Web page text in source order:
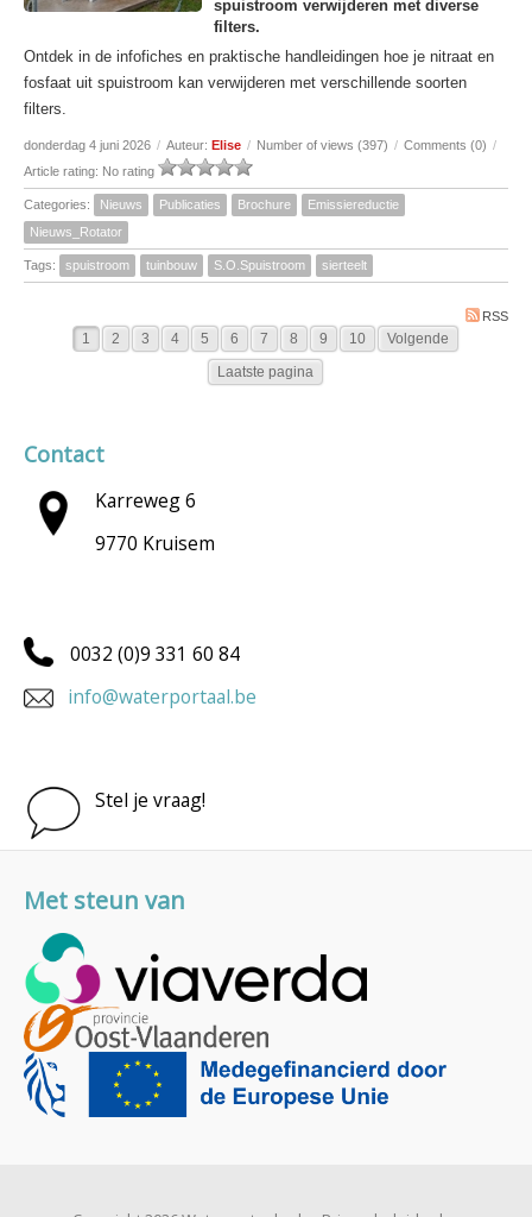
spuistroom verwijderen met diverse
filters.
Ontdek in de infofiches en praktische handleidingen hoe je nitraat en
fosfaat uit spuistroom kan verwijderen met verschillende soorten
filters.
donderdag 4 juni 2026 / Auteur: Elise / Number of views (397) / Comments (0) /
Article rating: No rating
Categories: Nieuws Publicaties Brochure
Emissiereductie
Nieuws_Rotator
Tags: spuistroom tuinbouw S.O.Spuistroom sierteelt
RSS
1 2 3 4 5 6 7 8 9 10
Volgende
Laatste pagina
Contact
Karreweg 6
9770 Kruisem
0032 (0)9 331 60 84
info@waterportaal.be
Stel je vraag!
Met steun van